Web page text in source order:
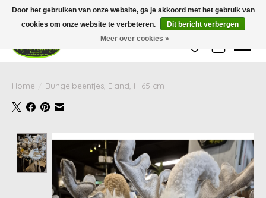
Wij zijn gesloten van 24 december tot en met 25 januari. Houd er rekening mee
dat de levertijd van uw bestelling in deze periode langer kan zijn dan
gebruikelijk.
Verlanglijst
Home Bungelbeentjes, Eland, H 65 cm
Product image slideshow Items
Door het gebruiken van onze website, ga je akkoord met het gebruik van
cookies om onze website te verbeteren.
Dit bericht verbergen
Meer over cookies »